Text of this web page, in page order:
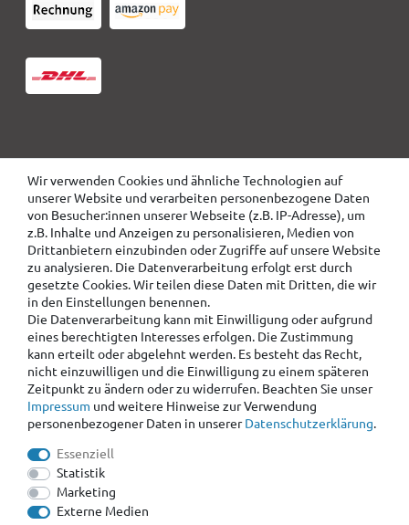
Wir verwenden Cookies und ähnliche Technologien auf
unserer Website und verarbeiten personenbezogene Daten
von Besucher:innen unserer Webseite (z.B. IP-Adresse), um
z.B. Inhalte und Anzeigen zu personalisieren, Medien von
Drittanbietern einzubinden oder Zugriffe auf unsere Website
zu analysieren. Die Datenverarbeitung erfolgt erst durch
gesetzte Cookies. Wir teilen diese Daten mit Dritten, die wir
in den Einstellungen benennen.
Die Datenverarbeitung kann mit Einwilligung oder aufgrund
eines berechtigten Interesses erfolgen. Die Zustimmung
kann erteilt oder abgelehnt werden. Es besteht das Recht,
nicht einzuwilligen und die Einwilligung zu einem späteren
Zeitpunkt zu ändern oder zu widerrufen. Beachten Sie unser
Impressum und weitere Hinweise zur Verwendung
personenbezogener Daten in unsererDaten­schutz­erklärung.
Essenziell
Statistik
Marketing
Externe Medien